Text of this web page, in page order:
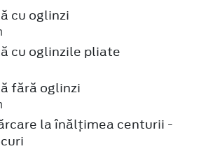
cu oglinzi
cu oglinzile pliate
fără oglinzi
la înălțimea centurii -